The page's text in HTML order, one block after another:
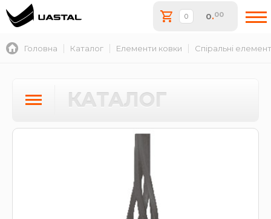
0.00
Головна Каталог Елементи ковки Спіральні
КАТАЛОГ